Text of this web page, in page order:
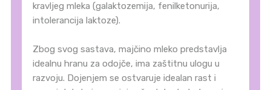
kravljeg mleka (galaktozemija, fenilketonurija,
intolerancija laktoze).
Zbog svog sastava, majčino mleko predstavlja
idealnu hranu za odojče, ima zaštitnu ulogu u
razvoju. Dojenjem se ostvaruje idealan rast i